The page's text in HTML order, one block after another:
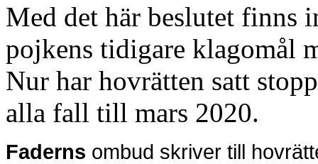
Med det här beslutet finns
pojkens tidigare klagomål
Nur har hovrätten satt
alla fall till mars 2020.
Faderns ombud skriver till